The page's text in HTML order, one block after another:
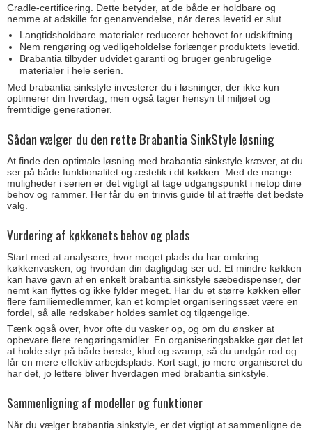
Cradle-certificering. Dette betyder, at de både er holdbare og
nemme at adskille for genanvendelse, når deres levetid er slut.
Langtidsholdbare materialer reducerer behovet for udskiftning.
Nem rengøring og vedligeholdelse forlænger produktets levetid.
Brabantia tilbyder udvidet garanti og bruger genbrugelige
materialer i hele serien.
Med brabantia sinkstyle investerer du i løsninger, der ikke kun
optimerer din hverdag, men også tager hensyn til miljøet og
fremtidige generationer.
Sådan vælger du den rette Brabantia SinkStyle løsning
At finde den optimale løsning med brabantia sinkstyle kræver, at du
ser på både funktionalitet og æstetik i dit køkken. Med de mange
muligheder i serien er det vigtigt at tage udgangspunkt i netop dine
behov og rammer. Her får du en trinvis guide til at træffe det bedste
valg.
Vurdering af køkkenets behov og plads
Start med at analysere, hvor meget plads du har omkring
køkkenvasken, og hvordan din dagligdag ser ud. Et mindre køkken
kan have gavn af en enkelt brabantia sinkstyle sæbedispenser, der
nemt kan flyttes og ikke fylder meget. Har du et større køkken eller
flere familiemedlemmer, kan et komplet organiseringssæt være en
fordel, så alle redskaber holdes samlet og tilgængelige.
Tænk også over, hvor ofte du vasker op, og om du ønsker at
opbevare flere rengøringsmidler. En organiseringsbakke gør det let
at holde styr på både børste, klud og svamp, så du undgår rod og
får en mere effektiv arbejdsplads. Kort sagt, jo mere organiseret du
har det, jo lettere bliver hverdagen med brabantia sinkstyle.
Sammenligning af modeller og funktioner
Når du vælger brabantia sinkstyle, er det vigtigt at sammenligne de